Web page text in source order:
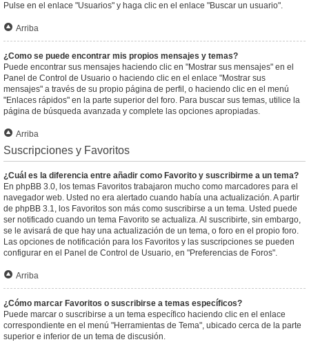
Pulse en el enlace "Usuarios" y haga clic en el enlace "Buscar un usuario".
Arriba
¿Como se puede encontrar mis propios mensajes y temas?
Puede encontrar sus mensajes haciendo clic en "Mostrar sus mensajes" en el
Panel de Control de Usuario o haciendo clic en el enlace "Mostrar sus
mensajes" a través de su propio página de perfil, o haciendo clic en el menú
"Enlaces rápidos" en la parte superior del foro. Para buscar sus temas, utilice la
página de búsqueda avanzada y complete las opciones apropiadas.
Arriba
Suscripciones y Favoritos
¿Cuál es la diferencia entre añadir como Favorito y suscribirme a un tema?
En phpBB 3.0, los temas Favoritos trabajaron mucho como marcadores para el
navegador web. Usted no era alertado cuando había una actualización. A partir
de phpBB 3.1, los Favoritos son más como suscribirse a un tema. Usted puede
ser notificado cuando un tema Favorito se actualiza. Al suscribirte, sin embargo,
se le avisará de que hay una actualización de un tema, o foro en el propio foro.
Las opciones de notificación para los Favoritos y las suscripciones se pueden
configurar en el Panel de Control de Usuario, en "Preferencias de Foros".
Arriba
¿Cómo marcar Favoritos o suscribirse a temas específicos?
Puede marcar o suscribirse a un tema específico haciendo clic en el enlace
correspondiente en el menú "Herramientas de Tema", ubicado cerca de la parte
superior e inferior de un tema de discusión.